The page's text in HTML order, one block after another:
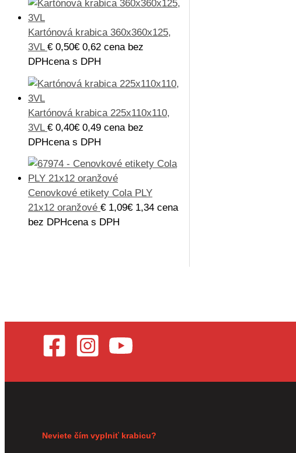
Kartónová krabica 360x360x125,
3VL € 0,50€ 0,62 cena bez
DPHcena s DPH
Kartónová krabica 225x110x110,
3VL € 0,40€ 0,49 cena bez
DPHcena s DPH
Cenovkové etikety Cola PLY
21x12 oranžové € 1,09€ 1,34 cena
bez DPHcena s DPH
Neviete čím vyplniť krabicu?